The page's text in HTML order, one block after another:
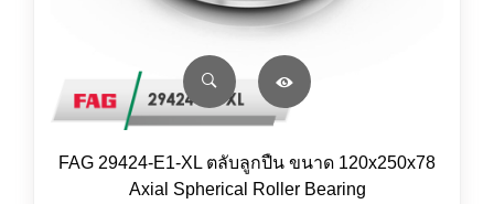
FAG 29424-E1-XL ตลับลูกปืน ขนาด 120x250x78
Axial Spherical Roller Bearing